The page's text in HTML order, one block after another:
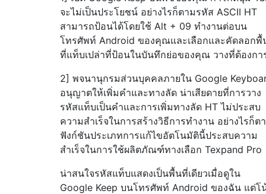
จะไม่เป็นประโยชน์ อย่างไรก็ตามรหัส ASCII HT
สามารถป้อนได้โดยใช้ Alt + 09 ทำงานต่อบน
โทรศัพท์ Android ของคุณและเลือกและคัดลอกพื้
ที่แท็บเปล่าที่ป้อนในบันทึกย่อของคุณ วางที่ต้องกา
2] พจนานุกรมส่วนบุคคลภายใน Google
อนุญาตให้เพิ่มคำและทางลัด น่าเสียดายที่การวาง
รหัสแท็บเป็นคำและการเพิ่มทางลัด HT ไม่ประสบ
ความสำเร็จในการสร้างวิธีการทำงาน อย่างไรก็ต
ฟังก์ชันประเภทการแก้ไขอัตโนมัตินี้ประสบความ
สำเร็จในการใช้ผลิตภัณฑ์ทางเลือก Texpand Pro
น่าสนใจรหัสแท็บแสดงเป็นพื้นที่เดียวเมื่อดูใน
Google Keep บนโทรศัพท์ Android ของฉัน แต่โ